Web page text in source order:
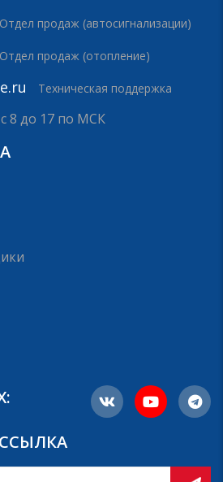
Отдел продаж (автосигнализации)
Отдел продаж (отопление)
Техническая поддержка
8 до 17 по МСК